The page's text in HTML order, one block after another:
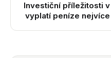
Investiční příležitosti
vyplatí peníze